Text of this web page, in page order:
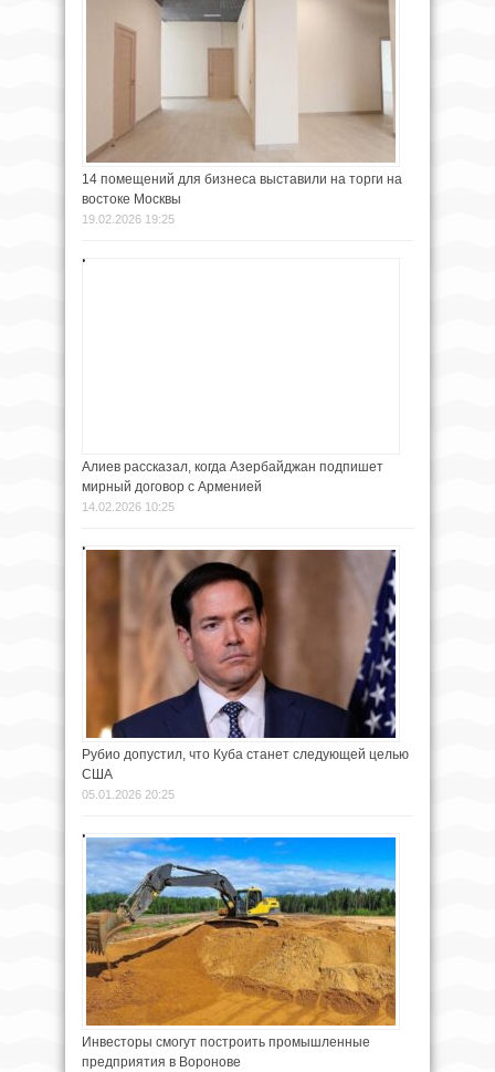
14 помещений для бизнеса выставили на торги на
востоке Москвы
19.02.2026 19:25
Алиев рассказал, когда Азербайджан подпишет
мирный договор с Арменией
14.02.2026 10:25
Рубио допустил, что Куба станет следующей целью
США
05.01.2026 20:25
Инвесторы смогут построить промышленные
предприятия в Воронове